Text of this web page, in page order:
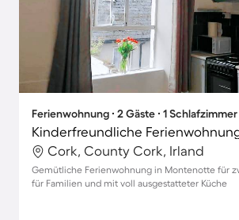
Ferienwohnung ∙ 2 Gäste ∙ 1 Schlafzimmer
Kinderfreundliche
Cork, County Cork, Irland
Gemütliche Ferienwohnung in Montenotte für
für Familien und mit voll ausgestatteter Küche